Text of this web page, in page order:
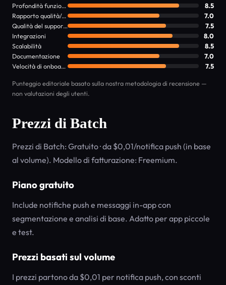
Profondità funzionalità
8.5
Rapporto qualità/prezzo
7.0
Qualità del supporto
7.5
Integrazioni
8.0
Scalabilità
8.5
Documentazione
7.0
Velocità di onboarding
7.5
Punteggio editoriale basato sulla nostra metodologia di recensione —
non valutazioni degli utenti.
Prezzi di Batch
Prezzi di Batch: Gratuito · da $0,01/notifica push (in base
al volume). Modello di fatturazione: Freemium.
Piano gratuito
Include notifiche push e messaggi in-app con
segmentazione e analisi di base. Adatto per app piccole
e test.
Prezzi basati sul volume
I prezzi partono da $0,01 per notifica push, con sconti